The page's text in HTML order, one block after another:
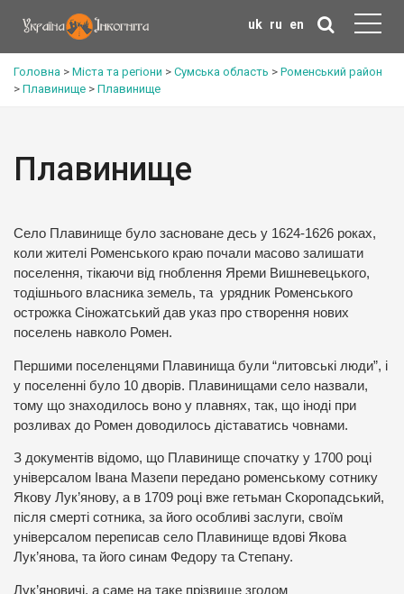
uk ru en
Головна > Міста та регіони > Сумська область > Роменський район
> Плавинище > Плавинище
Плавинище
Село Плавинище було засноване десь у 1624-1626 роках,
коли жителі Роменського краю почали масово залишати
поселення, тікаючи від гноблення Яреми Вишневецького,
тодішнього власника земель, та урядник Роменського
острожка Сіножатський дав указ про створення нових
поселень навколо Ромен.
Першими поселенцями Плавинища були “литовські люди”, і
у поселенні було 10 дворів. Плавинищами село назвали,
тому що знаходилось воно у плавнях, так, що іноді при
розливах до Ромен доводилось діставатись човнами.
З документів відомо, що Плавинище спочатку у 1700 році
універсалом Івана Мазепи передано роменському сотнику
Якову Лук’янову, а в 1709 році вже гетьман Скоропадський,
після смерті сотника, за його особливі заслуги, своїм
універсалом переписав село Плавинище вдові Якова
Лук’янова, та його синам Федору та Степану.
Лук’яновичі, а саме на таке прізвище згодом